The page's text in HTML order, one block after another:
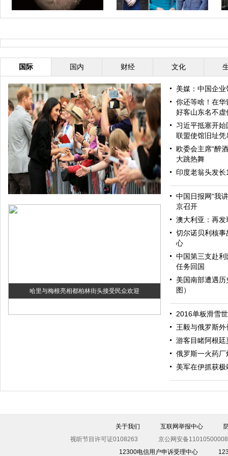
“洞察”号无人探测器成功登陆火星
凯特王妃到底有多少件蓝色衣服？
国际 国内 财经 文化
哈里与梅根亮相都柏林街头接受民众欢迎
美媒：中国企
你还等啥！在
好客山东名不虚
习近平抵塞开
联盟使馆旧址凭
欧委会主席“醉
大跳热舞
印度老翁头发
中国日报网“我
京召开
澳大利亚：再
切尔诺贝利核
心
中国第三支赴
任务回国
美国南部遭遇
图）
2016单板滑雪
王毅与俄罗斯
游客目睹阿根
俄罗斯一火药
美军在伊抓获极
关于我们 互联网举报中心
视听节目许可证0108263
京公网安备
12300电信用户申诉受理中心